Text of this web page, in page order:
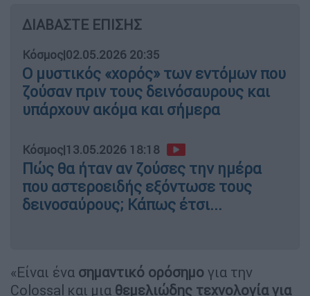
ΔΙΑΒΑΣΤΕ ΕΠΙΣΗΣ
Κόσμος|02.05.2026 20:35
Ο μυστικός «χορός» των εντόμων που
ζούσαν πριν τους δεινόσαυρους και
υπάρχουν ακόμα και σήμερα
Κόσμος|13.05.2026 18:18
Πώς θα ήταν αν ζούσες την ημέρα
που αστεροειδής εξόντωσε τους
δεινοσαύρους; Κάπως έτσι...
«Είναι ένα σημαντικό ορόσημο για την
Colossal και μια θεμελιώδης τεχνολογία για